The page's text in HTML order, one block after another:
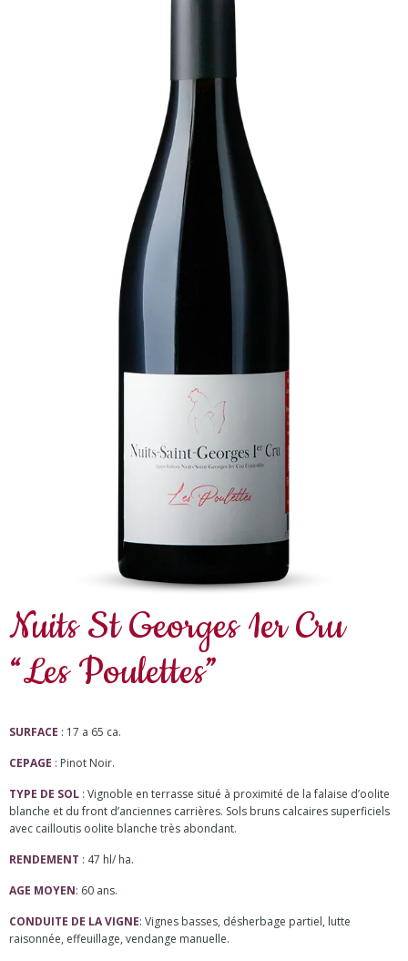
Nuits St Georges 1er Cru
“Les Poulettes”
SURFACE : 17 a 65 ca.
CEPAGE : Pinot Noir.
TYPE DE SOL : Vignoble en terrasse situé à proximité de la falaise d’oolite
blanche et du front d’anciennes carrières. Sols bruns calcaires superficiels
avec cailloutis oolite blanche très abondant.
RENDEMENT : 47 hl/ ha.
AGE MOYEN: 60 ans.
CONDUITE DE LA VIGNE: Vignes basses, désherbage partiel, lutte
raisonnée, effeuillage, vendange manuelle.